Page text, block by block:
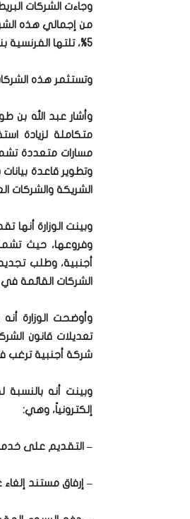
5%، تلتها الفرنسية بنسبة 4%.
وتستثمر هذه
وأشار عبد الله بن
متكاملة لزيادة
مسارات متعددة
وتطوير قاعدة
الشريكة والشركات
وفروعها، حيث
أجنبية، وطلب
الشركات القائمة
وأوضحت الوزارة
شركة أجنبية ترغب
إلكترونياً، وهي:
– التقديم على خدمة
– إرفاق مستند